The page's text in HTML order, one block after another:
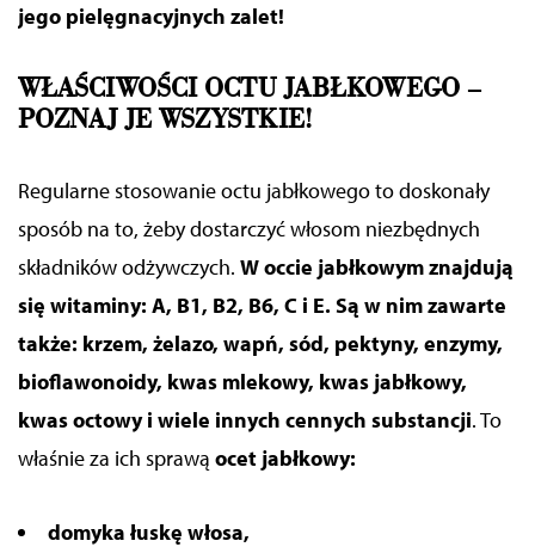
jego pielęgnacyjnych zalet!
WŁAŚCIWOŚCI OCTU JABŁKOWEGO –
POZNAJ JE WSZYSTKIE!
Regularne stosowanie octu jabłkowego to doskonały
sposób na to, żeby dostarczyć włosom niezbędnych
składników odżywczych. W occie jabłkowym znajdują
się witaminy: A, B1, B2, B6, C i E. Są w nim zawarte
także: krzem, żelazo, wapń, sód, pektyny, enzymy,
bioflawonoidy, kwas mlekowy, kwas jabłkowy,
kwas octowy i wiele innych cennych substancji. To
właśnie za ich sprawą ocet jabłkowy:
domyka łuskę włosa,